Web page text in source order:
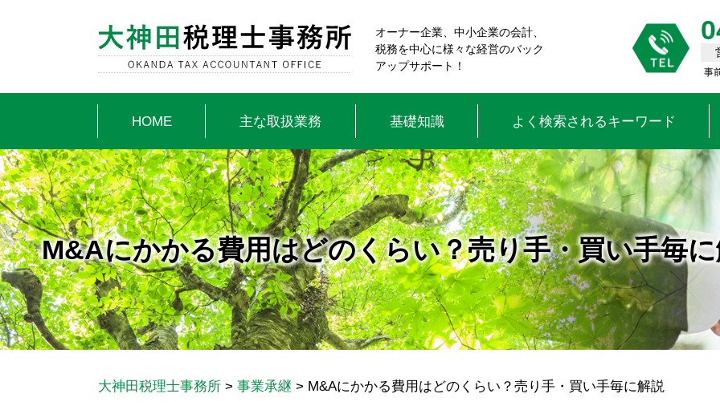
M&Aにかかる費用はどのくらい？売り手・買い手毎
オーナー企業、中小企業の会計、
税務を中心に様々な経営のバック
アップサポート！
事
HOME 主な取扱業務 基礎知識 よく検索されるキーワード
大神田税理士事務所 > 事業承継 > M&Aにかかる費用はどのくらい？売り手・買い手毎に解説